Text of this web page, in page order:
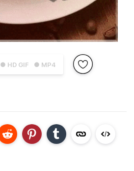
● HD GIF ● MP4